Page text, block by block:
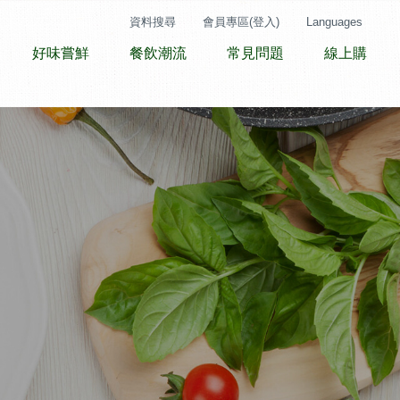
好味嘗鮮 餐飲潮流 常見問題 線上購
資料搜尋 會員專區(登入) Languages